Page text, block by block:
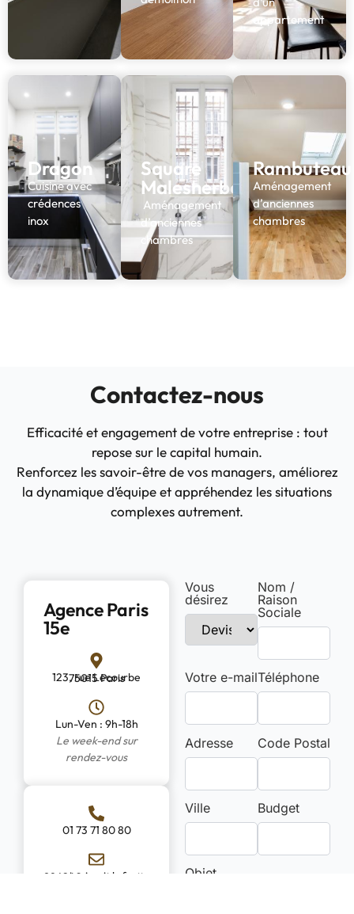
appartement
Dragon
Cuisine avec
crédences
inox
Square
Malesherbe
Aménagement
d’anciennes
chambres
Rambuteau
Aménagement
d’anciennes
chambres
Contactez-nous
Efficacité et engagement de votre entreprise : tout
repose sur le capital humain.
Renforcez les savoir-être de vos managers, améliorez
la dynamique d’équipe et appréhendez les situations
complexes autrement.
Agence Paris
15e
123, rue Lecourbe 75015 Paris
Lun-Ven : 9h-18h
Le week-end sur
rendez-vous
01 73 71 80 80
contact@pink-fox-986240.hostingersite.com
Vous
désirez
Nom /
Raison
Sociale
Votre e-mailTéléphone
Adresse Code Postal
Ville Budget
Objet